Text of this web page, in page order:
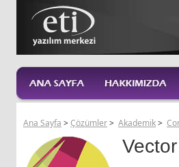
Ana Sayfa >Çözümler> Akademik>